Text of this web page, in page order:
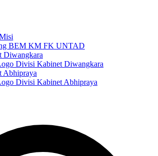
BEM KM FK UNTAD
Diwangkara
Divisi Kabinet Diwangkara
Abhipraya
Divisi Kabinet Abhipraya